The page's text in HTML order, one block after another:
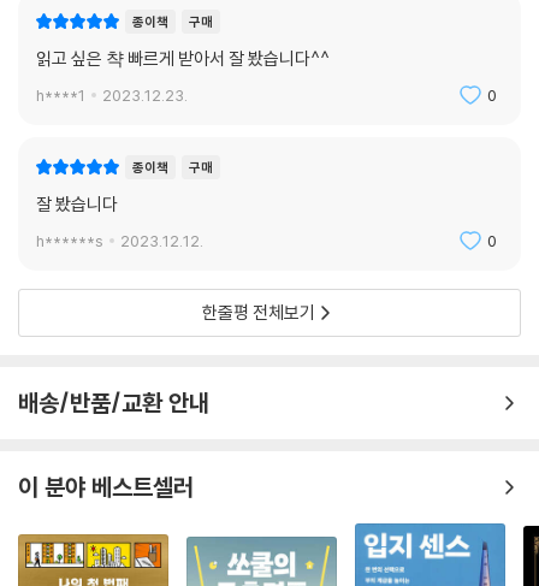
종이책 구매
읽고 싶은 챡 빠르게 받아서 잘 봤습니다^^
h****1 2023.12.23. 0
종이책 구매
잘 봤습니다
h******s 2023.12.12. 0
한줄평 전체보기
배송/반품/교환 안내
이 분야 베스트셀러